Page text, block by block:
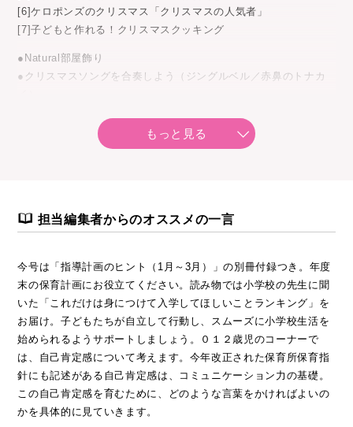
[6]ケロポンズのクリスマス「クリスマスの人気者」
[7]子どもと作れる！クリスマスクッキング
●Natural部屋飾り
●クリスマスソングを合奏しよう（ジングルベル／赤鼻のトナカ
●どのタイプにする？年賀状2018
●今日はなんの日？
●ひろみちお兄さんの運動あそび
●今の保育を支える いろいろ保育
●０・１・２歳児の保育
自己肯定感を育むことばの交わし合い／のびのび造形・冬／幼児
食
●これだけは身につけて入学してほしいことランキング
●発熱・下痢・おう吐の園ケア
●ハッピープレゼント
もっと見る
担当編集者からのオススメの一言
今号は「指導計画のヒント（1月～3月）」の別冊付録つき。年度
末の保育計画にお役立てください。読み物では小学校の先生に聞
いた「これだけは身につけて入学してほしいことランキング」を
お届け。子どもたちが自立して行動し、スムーズに小学校生活を
始められるようサポートしましょう。０１２歳児のコーナーで
は、自己肯定感について考えます。今年改正された保育所保育指
針にも記述がある自己肯定感は、コミュニケーション力の基礎。
この自己肯定感を育むために、どのような言葉をかければよいの
かを具体的に見ていきます。